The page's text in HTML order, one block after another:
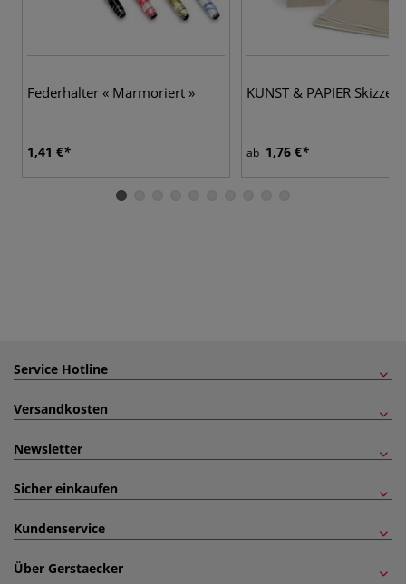
Federhalter « Marmoriert »
1,41 €
KUNST & PAPIER
ab 1,76 €
Service Hotline
Versandkosten
Newsletter
Sicher einkaufen
Kundenservice
Über Gerstaecker